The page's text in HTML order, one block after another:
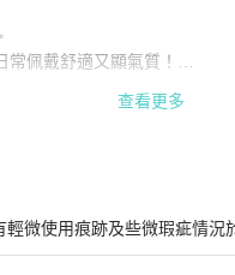
佩戴舒適又顯氣質！
出了❗️
收供應鏈，專注二手精品同
查看更多
微使用痕跡及些微瑕疵情況